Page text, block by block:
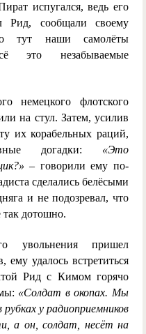
испугался, ведь его
Рид, сообщали своему
тут наши самолёты
это незабываемые
немецкого флотского
на стул. Затем, усилив
их корабельных раций,
догадки: «Это
– говорили ему по-
сделались белёсыми
и не подозревал, что
так дотошно.
увольнения пришел
удалось встретиться
Рид с Кимом горячо
«Солдат в окопах. Мы
у радиоприемников
а он, солдат, несёт на